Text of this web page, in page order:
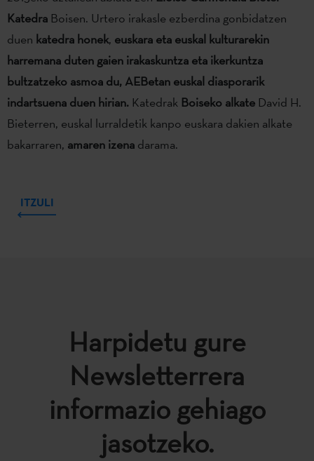
Katedra Boisen. Urtero irakasle ezberdina gonbidatzen
duen katedra honek, euskara eta euskal kulturarekin
harremana duten gaien irakaskuntza eta ikerkuntza
bultzatzeko asmoa du, AEBetan euskal diasporarik
indartsuena duen hirian. Katedrak Boiseko alkate David H.
Bieterren, euskal lurraldetik kanpo euskara dakien alkate
bakarraren, amaren izena darama.
ITZULI
Harpidetu gure
Newsletterrera
informazio gehiago
jasotzeko.